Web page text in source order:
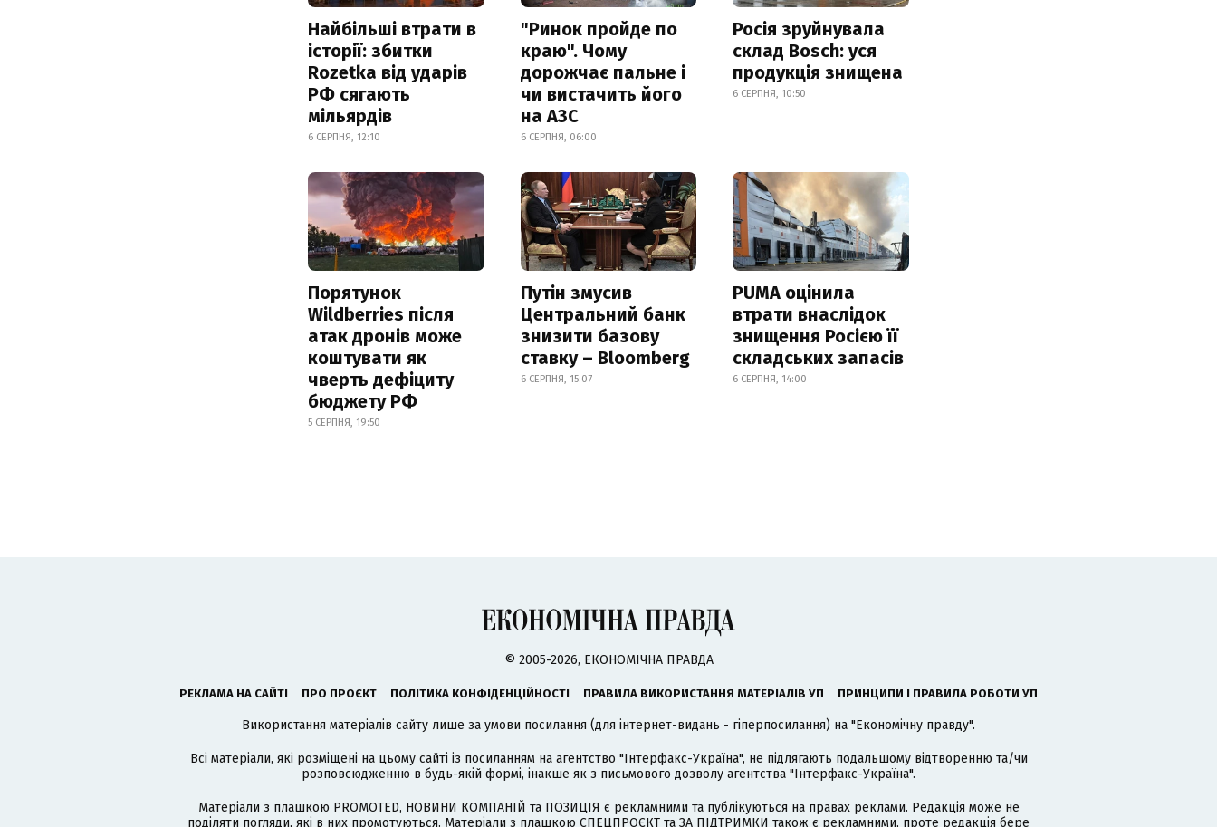
Найбільші втрати в
історії: збитки
Rozetka від ударів
РФ сягають
мільярдів
6 СЕРПНЯ, 12:10
"Ринок пройде по
краю". Чому
дорожчає пальне і
чи вистачить його
на АЗС
6 СЕРПНЯ, 06:00
Росія зруйнувала
склад Bosch: уся
продукція знищена
6 СЕРПНЯ, 10:50
Порятунок
Wildberries після
атак дронів може
коштувати як
чверть дефіциту
бюджету РФ
5 СЕРПНЯ, 19:50
Путін змусив
Центральний банк
знизити базову
ставку – Bloomberg
6 СЕРПНЯ, 15:07
PUMA оцінила
втрати внаслідок
знищення Росією її
складських запасів
6 СЕРПНЯ, 14:00
© 2005-2026, ЕКОНОМІЧНА ПРАВДА
РЕКЛАМА НА САЙТІ ПРО ПРОЄКТ ПОЛІТИКА КОНФІДЕНЦІЙНОСТІ ПРАВИЛА ВИКОРИСТАННЯ МАТЕРІАЛІВ УП ПРИНЦИПИ І ПРАВИЛА РОБОТИ УП
Використання матеріалів сайту лише за умови посилання (для інтернет-видань - гіперпосилання) на "Економічну правду".
Всі матеріали, які розміщені на цьому сайті із посиланням на агентство "Інтерфакс-Україна", не підлягають подальшому відтворенню та/чи
розповсюдженню в будь-якій формі, інакше як з письмового дозволу агентства "Інтерфакс-Україна".
Матеріали з плашкою PROMOTED, НОВИНИ КОМПАНІЙ та ПОЗИЦІЯ є рекламними та публікуються на правах реклами. Редакція може не
поділяти погляди, які в них промотуються. Матеріали з плашкою СПЕЦПРОЄКТ та ЗА ПІДТРИМКИ також є рекламними, проте редакція бере